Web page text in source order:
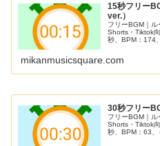
15秒フリー
ver.）
フリーBGM｜ル
Shorts・Tiktok
秒、BPM：174
来バトル風の
プBGMやSFっ
mikanmusicsquare.com
30秒フリー
フリーBGM｜ル
Shorts・Tiktok
秒、BPM：63、